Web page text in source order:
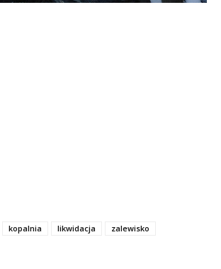
kopalnia likwidacja
zalewisko